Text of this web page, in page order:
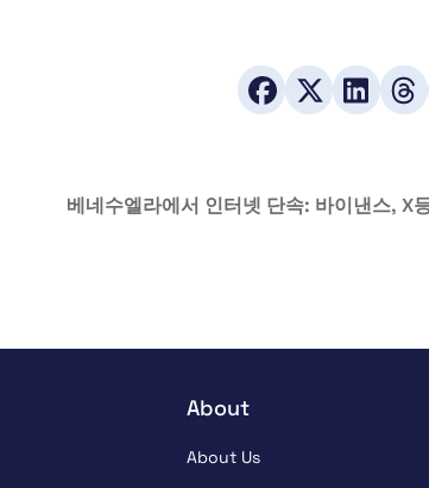
베네수엘라에서 인터넷 단속: 바이낸스, X
About
About Us